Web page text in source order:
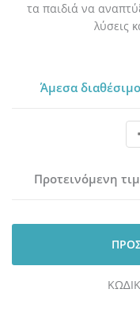
τα παιδιά να
λύσεις
Άμεσα
Προτεινόμενη